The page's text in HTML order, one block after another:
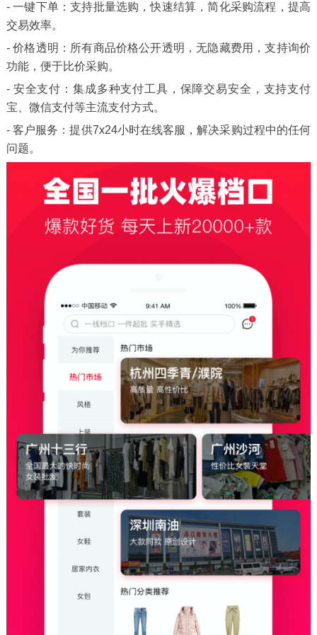
- 一键下单：支持批量选购，快速结算，简化采购流程，提高
交易效率。
- 价格透明：所有商品价格公开透明，无隐藏费用，支持询价
功能，便于比价采购。
- 安全支付：集成多种支付工具，保障交易安全，支持支付
宝、微信支付等主流支付方式。
- 客户服务：提供7x24小时在线客服，解决采购过程中的任何
问题。